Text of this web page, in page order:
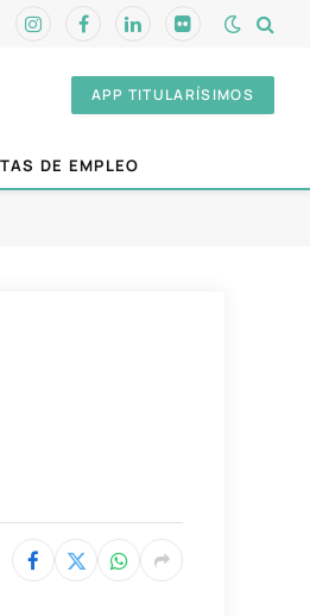
InstagramFacebookLinkedInFlickr
APP TITULARÍSIMOS
DE EMPLEO